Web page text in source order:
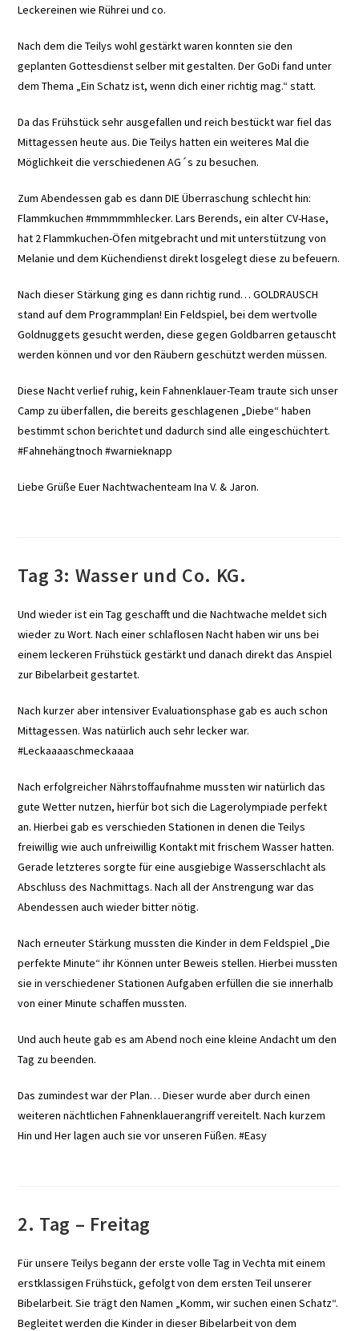
Leckereinen wie Rührei und co.
Nach dem die Teilys wohl gestärkt waren konnten sie den
geplanten Gottesdienst selber mit gestalten. Der GoDi fand unter
dem Thema „Ein Schatz ist, wenn dich einer richtig mag.“ statt.
Da das Frühstück sehr ausgefallen und reich bestückt war fiel das
Mittagessen heute aus. Die Teilys hatten ein weiteres Mal die
Möglichkeit die verschiedenen AG´s zu besuchen.
Zum Abendessen gab es dann DIE Überraschung schlecht hin:
Flammkuchen #mmmmmhlecker. Lars Berends, ein alter CV-Hase,
hat 2 Flammkuchen-Öfen mitgebracht und mit unterstützung von
Melanie und dem Küchendienst direkt losgelegt diese zu befeuern.
Nach dieser Stärkung ging es dann richtig rund… GOLDRAUSCH
stand auf dem Programmplan! Ein Feldspiel, bei dem wertvolle
Goldnuggets gesucht werden, diese gegen Goldbarren getauscht
werden können und vor den Räubern geschützt werden müssen.
Diese Nacht verlief ruhig, kein Fahnenklauer-Team traute sich unser
Camp zu überfallen, die bereits geschlagenen „Diebe“ haben
bestimmt schon berichtet und dadurch sind alle eingeschüchtert.
#Fahnehängtnoch #warnieknapp
Liebe Grüße Euer Nachtwachenteam Ina V. & Jaron.
Tag 3: Wasser und Co. KG.
Und wieder ist ein Tag geschafft und die Nachtwache meldet sich
wieder zu Wort. Nach einer schlaflosen Nacht haben wir uns bei
einem leckeren Frühstück gestärkt und danach direkt das Anspiel
zur Bibelarbeit gestartet.
Nach kurzer aber intensiver Evaluationsphase gab es auch schon
Mittagessen. Was natürlich auch sehr lecker war.
#Leckaaaaschmeckaaaa
Nach erfolgreicher Nährstoffaufnahme mussten wir natürlich das
gute Wetter nutzen, hierfür bot sich die Lagerolympiade perfekt
an. Hierbei gab es verschieden Stationen in denen die Teilys
freiwillig wie auch unfreiwillig Kontakt mit frischem Wasser hatten.
Gerade letzteres sorgte für eine ausgiebige Wasserschlacht als
Abschluss des Nachmittags. Nach all der Anstrengung war das
Abendessen auch wieder bitter nötig.
Nach erneuter Stärkung mussten die Kinder in dem Feldspiel „Die
perfekte Minute“ ihr Können unter Beweis stellen. Hierbei mussten
sie in verschiedener Stationen Aufgaben erfüllen die sie innerhalb
von einer Minute schaffen mussten.
Und auch heute gab es am Abend noch eine kleine Andacht um den
Tag zu beenden.
Das zumindest war der Plan… Dieser wurde aber durch einen
weiteren nächtlichen Fahnenklauerangriff vereitelt. Nach kurzem
Hin und Her lagen auch sie vor unseren Füßen. #Easy
2. Tag – Freitag
Für unsere Teilys begann der erste volle Tag in Vechta mit einem
erstklassigen Frühstück, gefolgt von dem ersten Teil unserer
Bibelarbeit. Sie trägt den Namen „Komm, wir suchen einen Schatz“.
Begleitet werden die Kinder in dieser Bibelarbeit von dem